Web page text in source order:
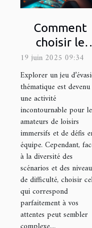
Comment
choisir le
meilleur jeu
d'évasion
thématique
pour votre
prochaine
sortie
19 juin 2025 09:34
Explorer un jeu
thématique est devenu
une activité
incontournable pour
amateurs de loisirs
immersifs et de défis
équipe. Cependant,
à la diversité des
scénarios et des
de difficulté, choisir
qui correspond
parfaitement à vos
attentes peut sembler